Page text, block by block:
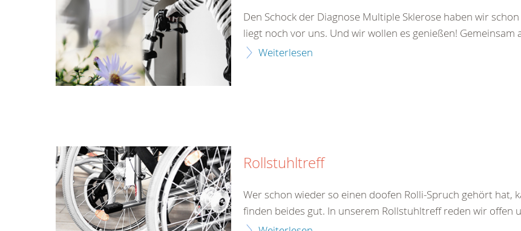
Den Schock der Diagnose Multiple Sklerose haben wir
liegt noch vor uns. Und wir wollen es genießen! Gemeinsam
Weiterlesen
Rollstuhltreff
Wer schon wieder so einen doofen Rolli-Spruch gehört hat,
finden beides gut. In unserem Rollstuhltreff reden wir offen